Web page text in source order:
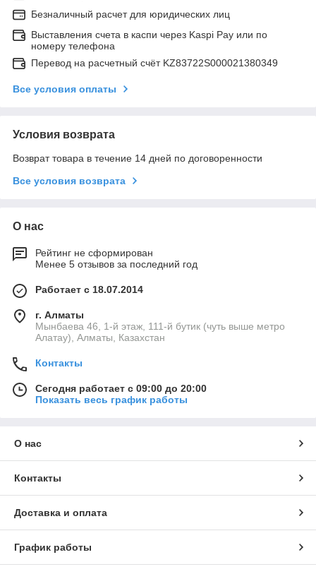
Безналичный расчет для юридических лиц
Выставления счета в каспи через Kaspi Pay или по
номеру телефона
Перевод на расчетный счёт KZ83722S000021380349
Все условия оплаты
Условия возврата
Возврат товара в течение 14 дней по договоренности
Все условия возврата
О нас
Рейтинг не сформирован
Менее 5 отзывов за последний год
Работает с 18.07.2014
г. Алматы
Мынбаева 46, 1-й этаж, 111-й бутик (чуть выше метро
Алатау), Алматы, Казахстан
Контакты
Сегодня работает с 09:00 до 20:00
Показать весь график работы
О нас
Контакты
Доставка и оплата
График работы